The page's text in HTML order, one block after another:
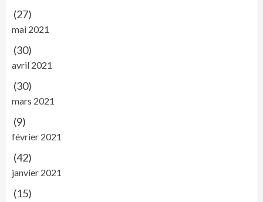
(27)
mai 2021
(30)
avril 2021
(30)
mars 2021
(9)
février 2021
(42)
janvier 2021
(15)